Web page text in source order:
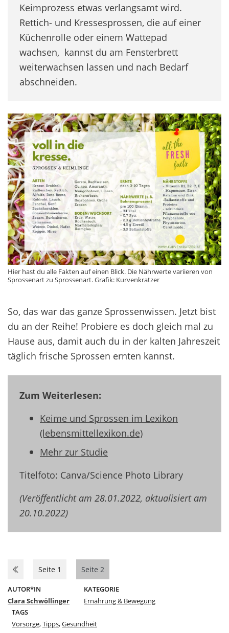
Keimprozess etwas verlangsamt wird.
Rettich- und Kressesprossen, die auf einer
Küchenrolle oder einem Wattepad
wachsen, kannst du am Fensterbrett
weiterwachsen lassen und nach Bedarf
abschneiden.
Hier hast du alle Fakten auf einen Blick. Die Nährwerte variieren von
Sprossenart zu Sprossenart. Grafik: Kurvenkratzer
So, das war das ganze Sprossenwissen. Jetzt bist
du an der Reihe! Probiere es doch gleich mal zu
Hause aus, damit auch du in der kalten Jahreszeit
täglich frische Sprossen ernten kannst.
Zum Weiterlesen:
Keime und Sprossen im Lexikon
(lebensmittellexikon.de)
Mehr zur Studie
Titelfoto: Canva/Science Photo Library
(Veröffentlicht am 28.01.2022, aktualisiert am
20.10.2022)
Seite 1 Seite 2
AUTOR*IN
Clara Schwöllinger
KATEGORIE
Ernährung & Bewegung
TAGS
Vorsorge,Tipps,Gesundheit